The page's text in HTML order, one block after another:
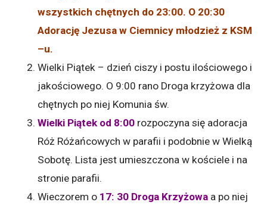
wszystkich chętnych do 23:00. O 20:30
Adorację Jezusa w Ciemnicy młodzież z KSM
–u.
Wielki Piątek – dzień ciszy i postu ilościowego i
jakościowego. O 9:00 rano Droga krzyżowa dla
chętnych po niej Komunia św.
Wielki Piątek od 8:00 rozpoczyna się adoracja
Róż Różańcowych w parafii i podobnie w Wielką
Sobotę. Lista jest umieszczona w kościele i na
stronie parafii.
Wieczorem o 17: 30 Droga Krzyżowa a po niej